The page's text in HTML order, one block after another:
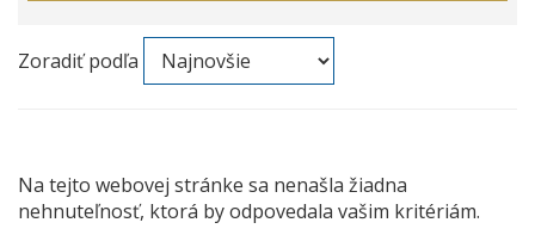
Zoradiť podľa
Na tejto webovej stránke sa nenašla žiadna
nehnuteľnosť, ktorá by odpovedala vašim kritériám.